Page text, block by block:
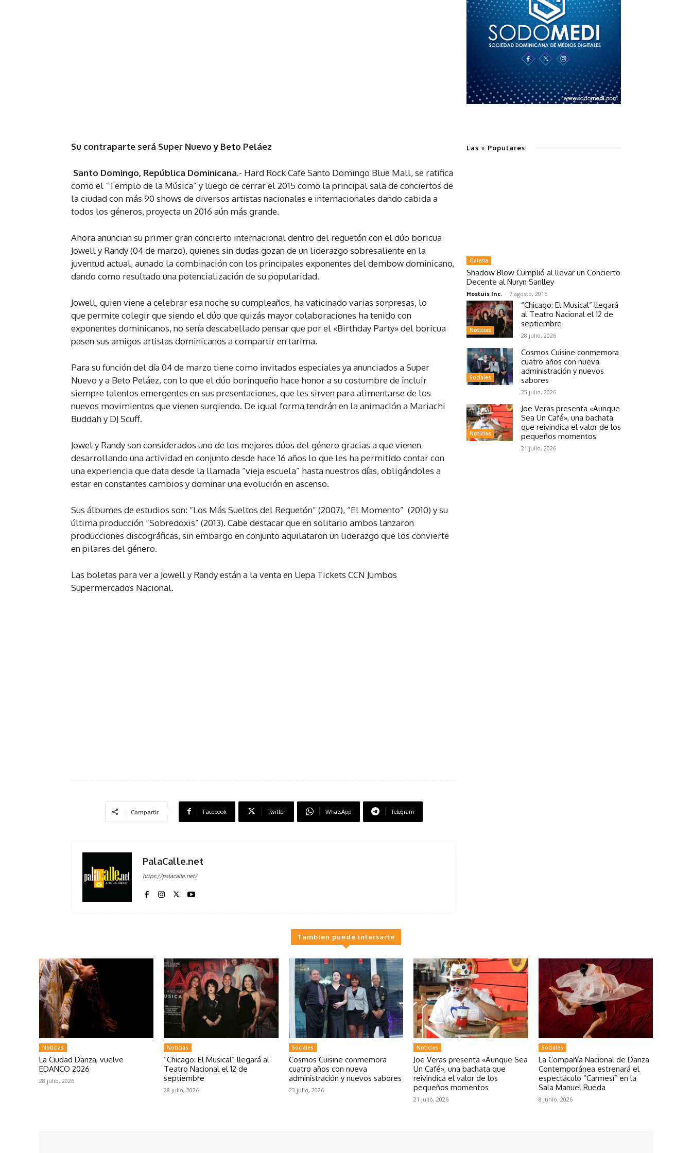
Su contraparte será Super Nuevo y Beto Peláez
Santo Domingo, República Dominicana.- Hard Rock Cafe Santo Domingo Blue Mall, se ratifica
como el “Templo de la Música” y luego de cerrar el 2015 como la principal sala de conciertos de
la ciudad con más 90 shows de diversos artistas nacionales e internacionales dando cabida a
todos los géneros, proyecta un 2016 aún más grande.
Ahora anuncian su primer gran concierto internacional dentro del reguetón con el dúo boricua
Jowell y Randy (04 de marzo), quienes sin dudas gozan de un liderazgo sobresaliente en la
juventud actual, aunado la combinación con los principales exponentes del dembow dominicano,
dando como resultado una potencialización de su popularidad.
Jowell, quien viene a celebrar esa noche su cumpleaños, ha vaticinado varias sorpresas, lo
que permite colegir que siendo el dúo que quizás mayor colaboraciones ha tenido con
exponentes dominicanos, no sería descabellado pensar que por el «Birthday Party» del boricua
pasen sus amigos artistas dominicanos a compartir en tarima.
Para su función del día 04 de marzo tiene como invitados especiales ya anunciados a Super
Nuevo y a Beto Peláez, con lo que el dúo borinqueño hace honor a su costumbre de incluir
siempre talentos emergentes en sus presentaciones, que les sirven para alimentarse de los
nuevos movimientos que vienen surgiendo. De igual forma tendrán en la animación a Mariachi
Buddah y DJ Scuff.
Jowel y Randy son considerados uno de los mejores dúos del género gracias a que vienen
desarrollando una actividad en conjunto desde hace 16 años lo que les ha permitido contar con
una experiencia que data desde la llamada “vieja escuela” hasta nuestros días, obligándoles a
estar en constantes cambios y dominar una evolución en ascenso.
Sus álbumes de estudios son: “Los Más Sueltos del Reguetón” (2007), “El Momento” (2010) y su
última producción “Sobredoxis” (2013). Cabe destacar que en solitario ambos lanzaron
producciones discográficas, sin embargo en conjunto aquilataron un liderazgo que los convierte
en pilares del género.
Las boletas para ver a Jowell y Randy están a la venta en Uepa Tickets CCN Jumbos
Supermercados Nacional.
Compartir Facebook Twitter WhatsApp Telegram
PalaCalle.net
https://palacalle.net/
Las + Populares
Galeria
Shadow Blow Cumplió al llevar un Concierto
Decente al Nuryn Sanlley
Hostuis Inc. - 7 agosto, 2015
Noticias
“Chicago: El Musical” llegará
al Teatro Nacional el 12 de
septiembre
28 julio, 2026
Sociales
Cosmos Cuisine conmemora
cuatro años con nueva
administración y nuevos
sabores
23 julio, 2026
Noticias
Joe Veras presenta «Aunque
Sea Un Café», una bachata
que reivindica el valor de los
pequeños momentos
21 julio, 2026
Tambien puede intersarte
Noticias
La Ciudad Danza, vuelve
EDANCO 2026
28 julio, 2026
Noticias
“Chicago: El Musical” llegará al
Teatro Nacional el 12 de
septiembre
28 julio, 2026
Sociales
Cosmos Cuisine conmemora
cuatro años con nueva
administración y nuevos sabores
23 julio, 2026
Noticias
Joe Veras presenta «Aunque Sea
Un Café», una bachata que
reivindica el valor de los
pequeños momentos
21 julio, 2026
Sociales
La Compañía Nacional de Danza
Contemporánea estrenará el
espectáculo “Carmesí” en la
Sala Manuel Rueda
8 junio, 2026